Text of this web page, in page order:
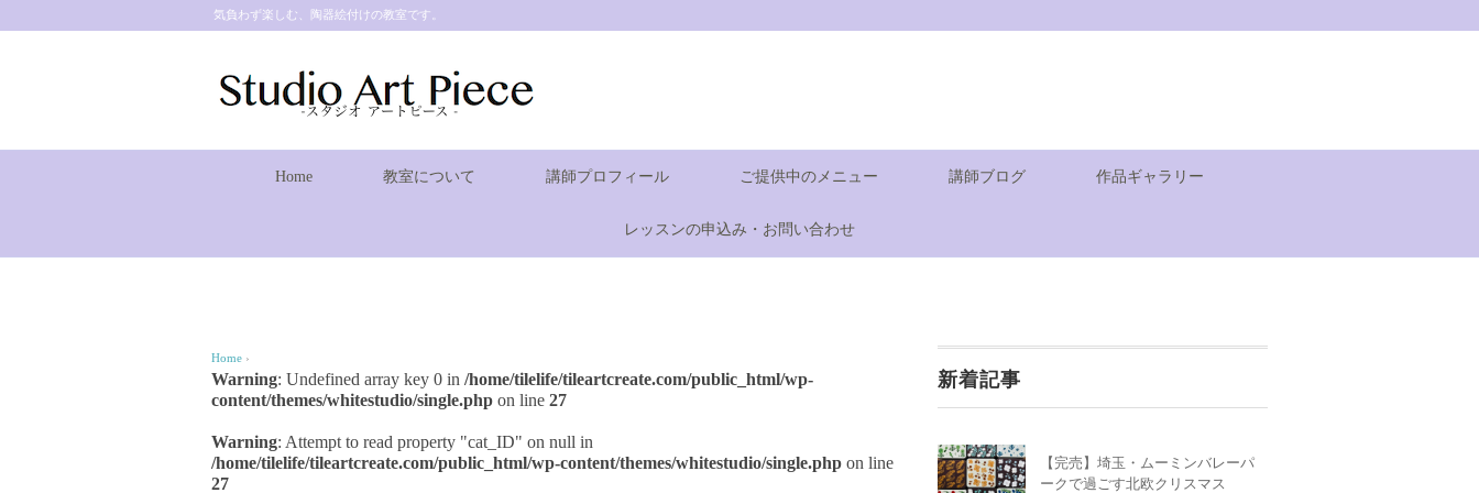
気負わず楽しむ、陶器絵付けの教室です。
Home 教室について 講師プロフィール ご提供中のメニュー 講師ブログ 作品ギャラリー
レッスンの申込み・お問い合わせ
Home ›
Warning: Undefined array key 0 in /home/tilelife/tileartcreate.com/public_html/wp-
content/themes/whitestudio/single.php on line 27
Warning: Attempt to read property "cat_ID" on null in
/home/tilelife/tileartcreate.com/public_html/wp-content/themes/whitestudio/single.php on line
27
新着記事
【完売】埼玉・ムーミンバレーパ
ークで過ごす北欧クリスマス